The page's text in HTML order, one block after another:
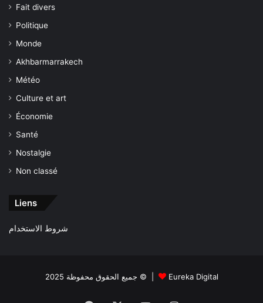
Fait divers
Politique
Monde
Akhbarmarrakech
Météo
Culture et art
Économie
Santé
Nostalgie
Non classé
Liens
شروط الاستخدام
جميع الحقوق محفوظة 2025 © | Eureka Digital